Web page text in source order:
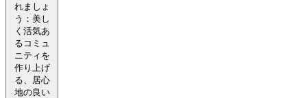
れましょ
う：美し
く活気あ
るコミュ
ニティを
作り上げ
る、居心
地の良い